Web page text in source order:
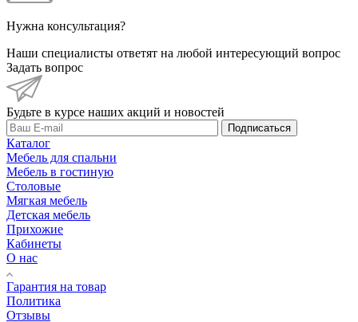
Нужна консультация?
Наши специалисты ответят на любой интересующий вопрос
Задать вопрос
Будьте в курсе наших акций и новостей
Подписаться
Каталог
Мебель для спальни
Мебель в гостиную
Столовые
Мягкая мебель
Детская мебель
Прихожие
Кабинеты
О нас
Гарантия на товар
Политика
Отзывы